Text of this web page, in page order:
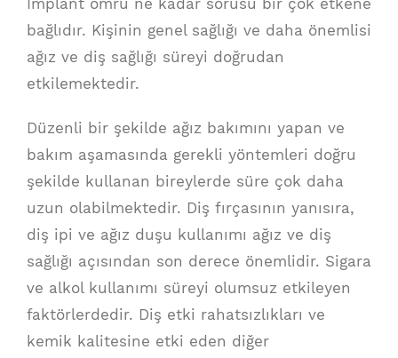
İmplant ömrü ne kadar sorusu bir çok etkene
bağlıdır. Kişinin genel sağlığı ve daha önemlisi
ağız ve diş sağlığı süreyi doğrudan
etkilemektedir.
Düzenli bir şekilde ağız bakımını yapan ve
bakım aşamasında gerekli yöntemleri doğru
şekilde kullanan bireylerde süre çok daha
uzun olabilmektedir. Diş fırçasının yanısıra,
diş ipi ve ağız duşu kullanımı ağız ve diş
sağlığı açısından son derece önemlidir. Sigara
ve alkol kullanımı süreyi olumsuz etkileyen
faktörlerdedir. Diş etki rahatsızlıkları ve
kemik kalitesine etki eden diğer